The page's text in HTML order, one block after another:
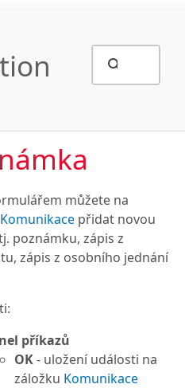
můžete na
Komunikace přidat novou
poznámku, zápis z
zápis z osobního jednání
příkazů
OK- uložení události na
záložku Komunikace